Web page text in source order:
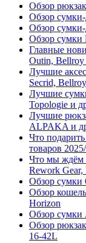
Обзор
Обзор
Обзор
Обзор сумки
Главные
Outin, Bellroy
Лучшие
Secrid,
Лучшие
Topologie и
Лучшие
ALPAKA и
Что
товаров
Что мы ждём
Rework Gear,
Обзор сумки
Обзор
Horizon
Обзор сумки
Обзор
16-42L